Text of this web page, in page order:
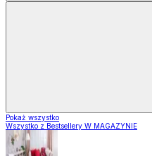
Pokaż wszystko
Wszystko z Bestsellery W MAGAZYNIE